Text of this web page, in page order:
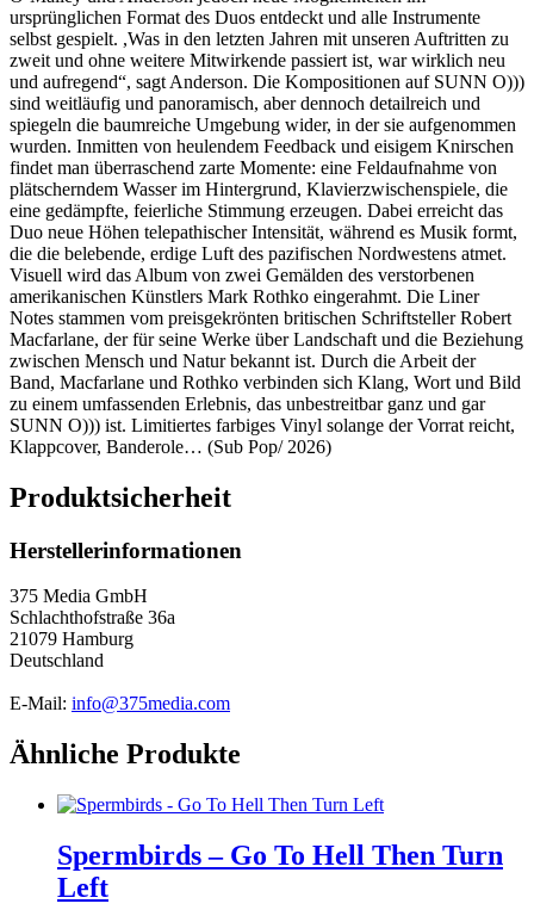
ursprünglichen Format des Duos entdeckt und alle Instrumente
selbst gespielt. ,Was in den letzten Jahren mit unseren Auftritten zu
zweit und ohne weitere Mitwirkende passiert ist, war wirklich neu
und aufregend“, sagt Anderson. Die Kompositionen auf SUNN O)))
sind weitläufig und panoramisch, aber dennoch detailreich und
spiegeln die baumreiche Umgebung wider, in der sie aufgenommen
wurden. Inmitten von heulendem Feedback und eisigem Knirschen
findet man überraschend zarte Momente: eine Feldaufnahme von
plätscherndem Wasser im Hintergrund, Klavierzwischenspiele, die
eine gedämpfte, feierliche Stimmung erzeugen. Dabei erreicht das
Duo neue Höhen telepathischer Intensität, während es Musik formt,
die die belebende, erdige Luft des pazifischen Nordwestens atmet.
Visuell wird das Album von zwei Gemälden des verstorbenen
amerikanischen Künstlers Mark Rothko eingerahmt. Die Liner
Notes stammen vom preisgekrönten britischen Schriftsteller Robert
Macfarlane, der für seine Werke über Landschaft und die Beziehung
zwischen Mensch und Natur bekannt ist. Durch die Arbeit der
Band, Macfarlane und Rothko verbinden sich Klang, Wort und Bild
zu einem umfassenden Erlebnis, das unbestreitbar ganz und gar
SUNN O))) ist. Limitiertes farbiges Vinyl solange der Vorrat reicht,
Klappcover, Banderole… (Sub Pop/ 2026)
Produktsicherheit
Herstellerinformationen
375 Media GmbH
Schlachthofstraße 36a
21079 Hamburg
Deutschland
E-Mail: info@375media.com
Ähnliche Produkte
Spermbirds – Go To Hell Then Turn
Left